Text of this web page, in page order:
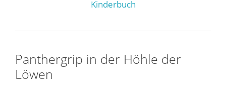
Kinderbuch
Panthergrip in der Höhle der
Löwen